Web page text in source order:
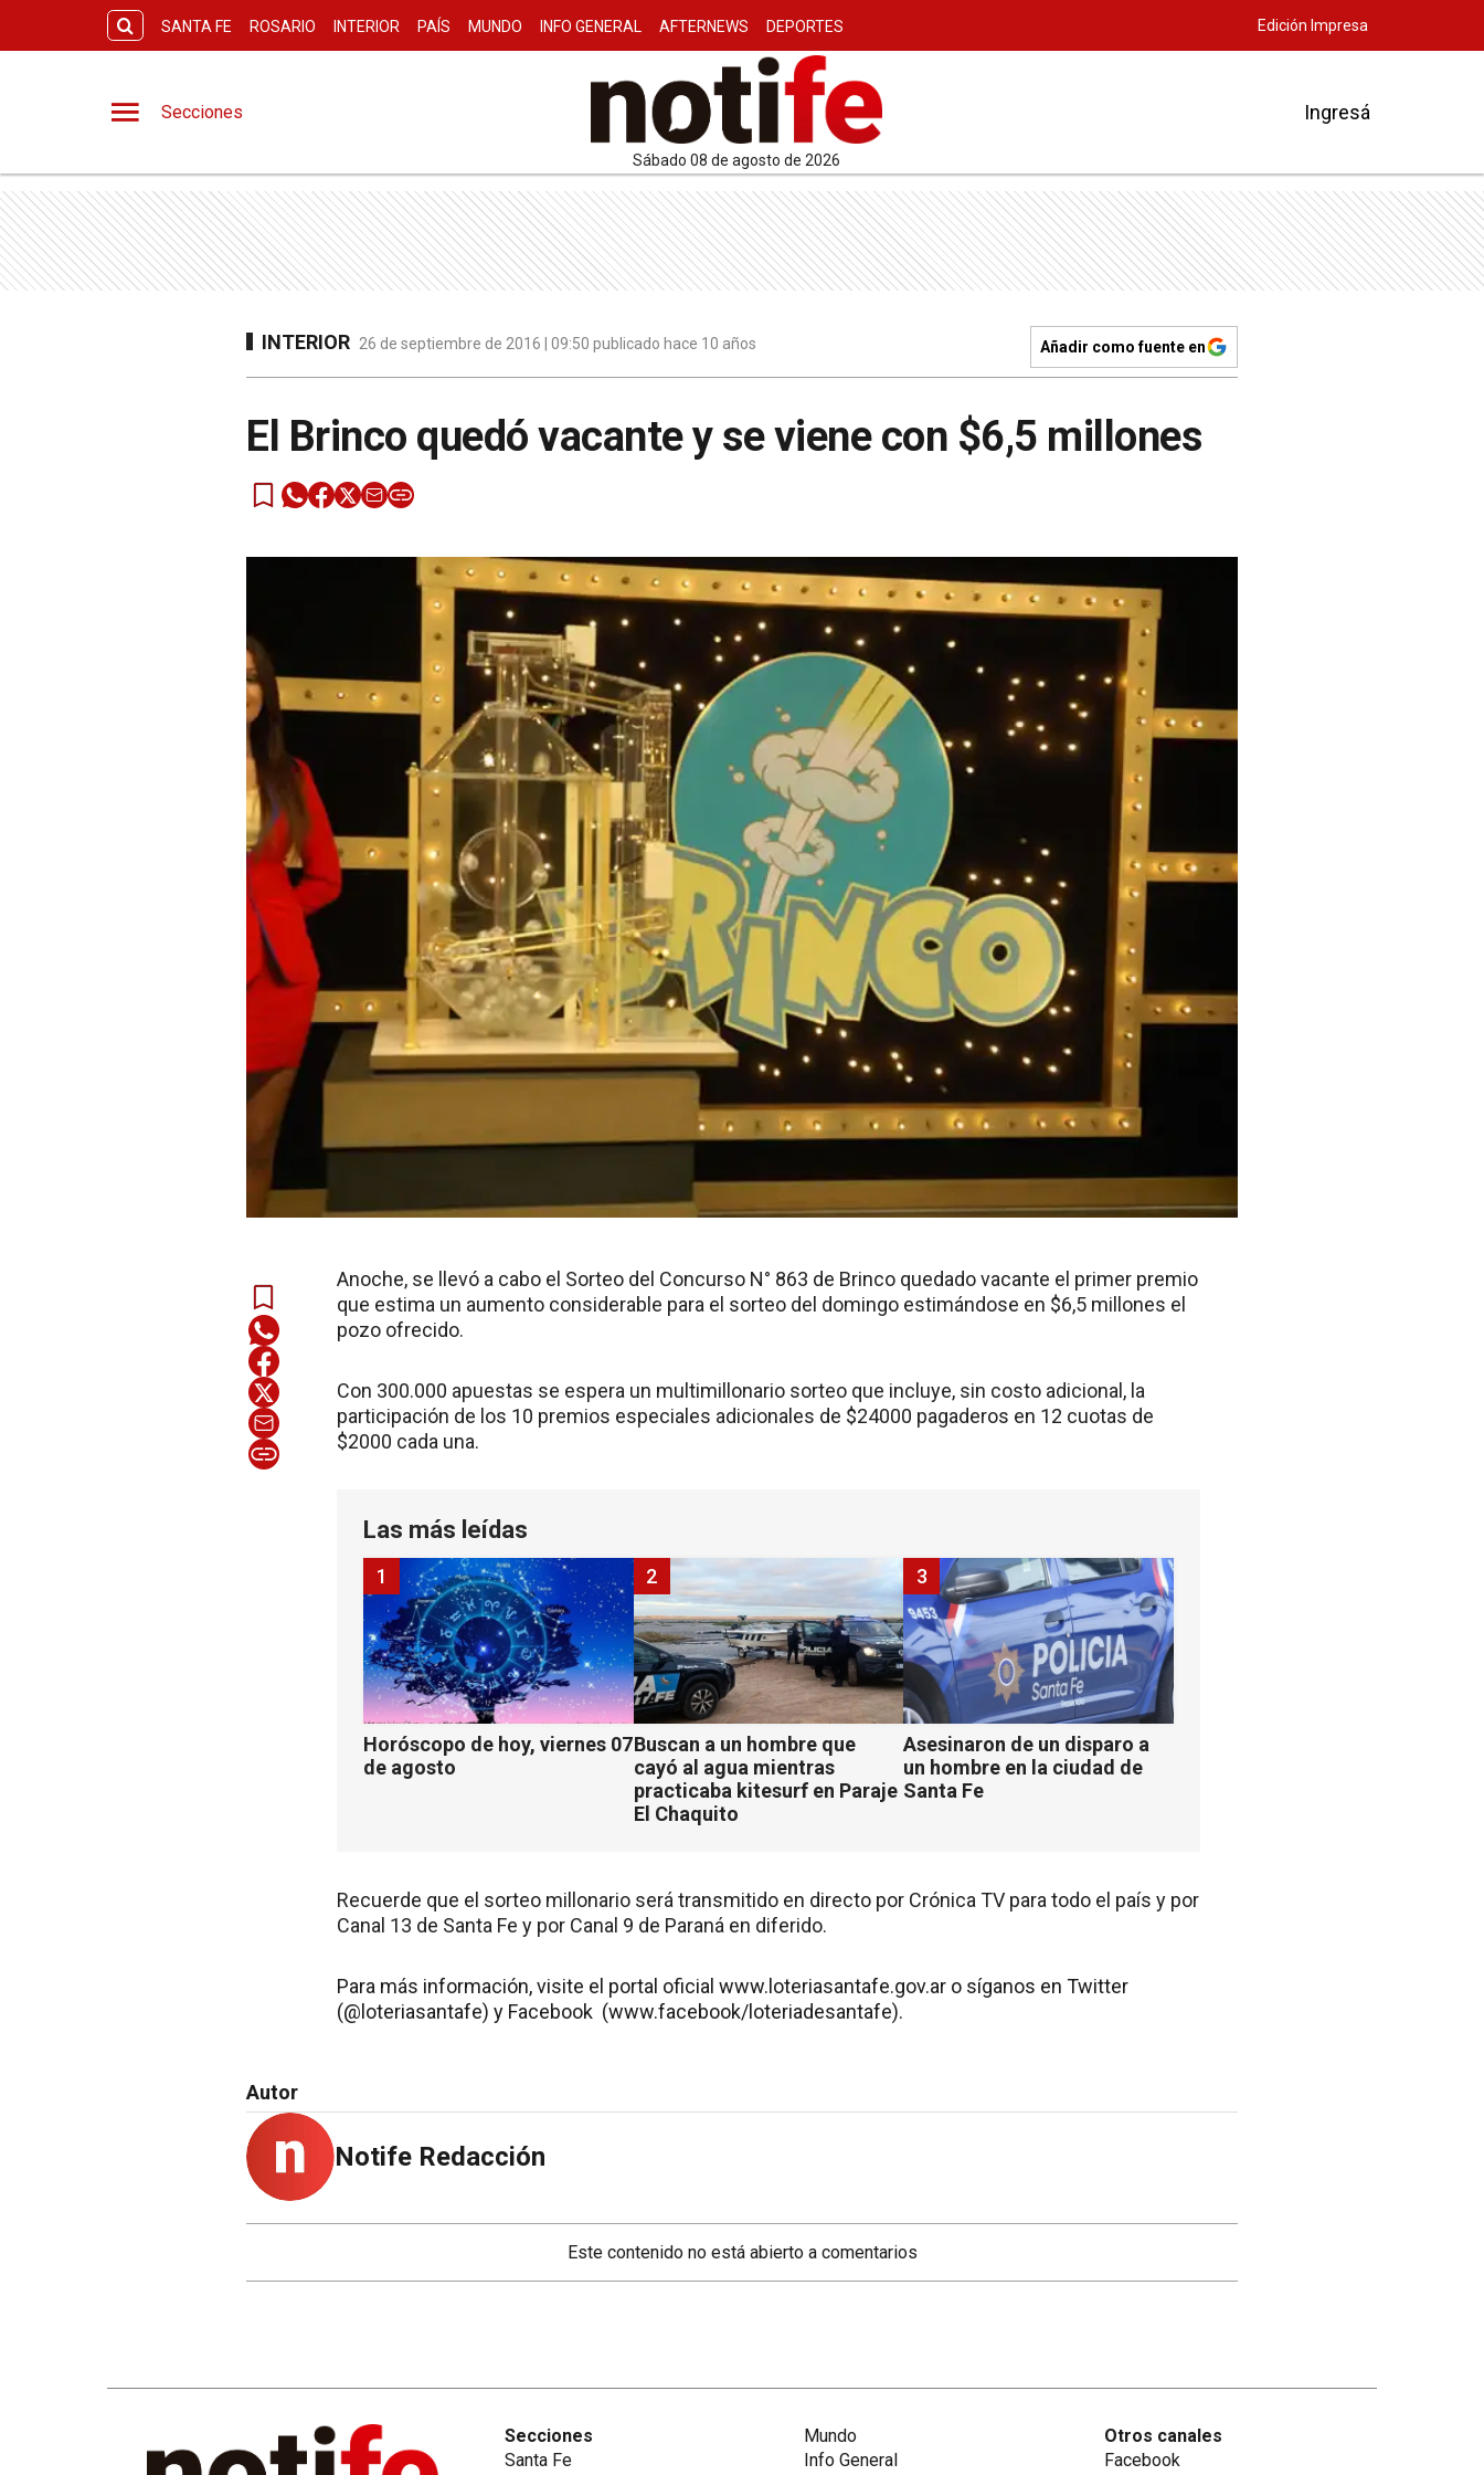
SANTA FE ROSARIO INTERIOR PAÍS MUNDO INFO GENERAL AFTERNEWS DEPORTES Edición Impresa
Secciones
sábado 08 de agosto de 2026
Ingresá
INTERIOR 26 de septiembre de 2016 | 09:50 publicado hace 10 años Añadir como fuente en
El Brinco quedó vacante y se viene con $6,5 millones
Anoche, se llevó a cabo el Sorteo del Concurso N° 863 de Brinco quedado vacante el primer premio
que estima un aumento considerable para el sorteo del domingo estimándose en $6,5 millones el
pozo ofrecido.
Con 300.000 apuestas se espera un multimillonario sorteo que incluye, sin costo adicional, la
participación de los 10 premios especiales adicionales de $24000 pagaderos en 12 cuotas de
$2000 cada una.
Las más leídas
Horóscopo de hoy, viernes 07
de agosto
1
Buscan a un hombre que
cayó al agua mientras
practicaba kitesurf en Paraje
El Chaquito
2
Asesinaron de un disparo a
un hombre en la ciudad de
Santa Fe
3
Recuerde que el sorteo millonario será transmitido en directo por Crónica TV para todo el país y por
Canal 13 de Santa Fe y por Canal 9 de Paraná en diferido.
Para más información, visite el portal oficial www.loteriasantafe.gov.ar o síganos en Twitter
(@loteriasantafe) y Facebook (www.facebook/loteriadesantafe).
Autor
Notife Redacción
Este contenido no está abierto a comentarios
Secciones
Santa Fe
Mundo
Info General
Otros canales
Facebook